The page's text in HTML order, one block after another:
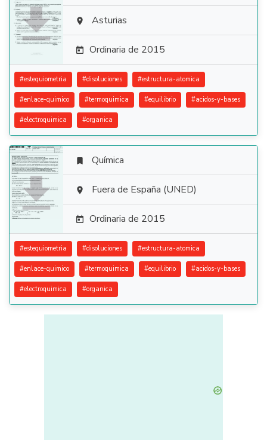
  Asturias
 Ordinaria de 2015
#estequiometria #disoluciones #estructura-atomica
#enlace-quimico #termoquimica #equilibrio #acidos-y-bases
#electroquimica #organica

 Química
 Fuera de España (UNED)
 Ordinaria de 2015
#estequiometria #disoluciones #estructura-atomica
#enlace-quimico #termoquimica #equilibrio #acidos-y-bases
#electroquimica #organica